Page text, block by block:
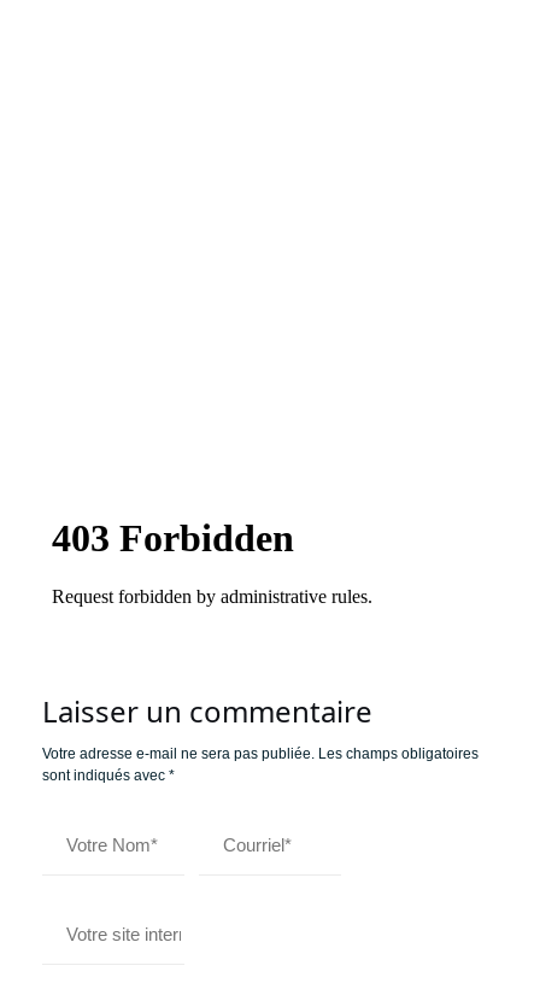
Laisser un commentaire
Votre adresse e-mail ne sera pas publiée. Les champs obligatoires
sont indiqués avec *